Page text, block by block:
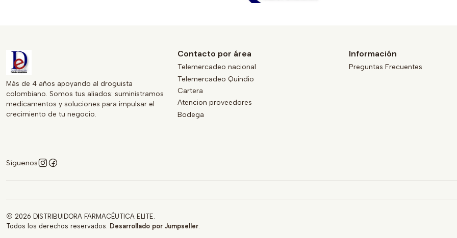
Más de 4 años apoyando al droguista
colombiano. Somos tus aliados: suministramos
medicamentos y soluciones para impulsar el
crecimiento de tu negocio.
Síguenos
Contacto por área
Telemercadeo nacional
Telemercadeo Quindio
Cartera
Atencion proveedores
Bodega
Información
Preguntas Frecuentes
2026 DISTRIBUIDORA FARMACÉUTICA ELITE.
Todos los derechos reservados. Desarrollado por Jumpseller.